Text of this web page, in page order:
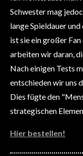
Schwester mag
lange Spieldauer
ist sie ein großer
arbeiten wir daran,
Nach einigen Tests
entschieden wir uns
Dies fügte den
strategischen
Hier bestellen!